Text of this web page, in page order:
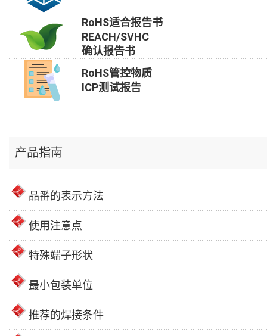
RoHS适合报告书
REACH/SVHC
确认报告书
RoHS管控物质
ICP测试报告
产品指南
品番的表示方法
使用注意点
特殊端子形状
最小包装单位
推荐的焊接条件